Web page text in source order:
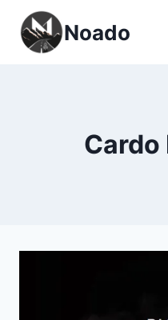
Перейти
содержимому
Noado